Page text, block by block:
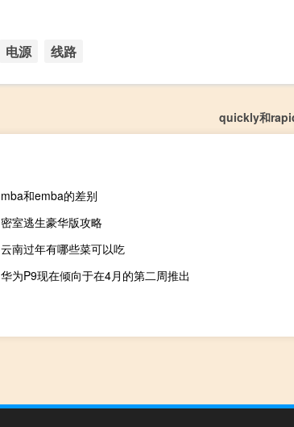
电源 线路
quickly和
mba和emba的差别
密室逃生豪华版攻略
云南过年有哪些菜可以吃
华为P9现在倾向于在4月的第二周推出